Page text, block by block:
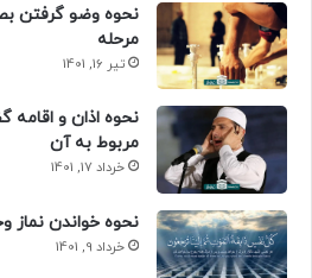
نحوه وضو گرفتن
مرحله
تیر 16, 1401
نحوه اذان و اقامه
مربوط به آن
خرداد 17, 1401
نحوه خواندن
خرداد 9, 1401